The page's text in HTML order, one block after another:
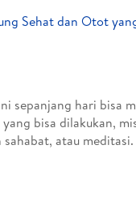
Sehat dan Otot
sepanjang hari bisa
bisa dilakukan,
atau meditasi.